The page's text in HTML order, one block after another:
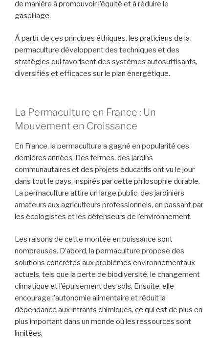
de manière à promouvoir l’équité et à réduire le
gaspillage.
À partir de ces principes éthiques, les praticiens de la
permaculture développent des techniques et des
stratégies qui favorisent des systèmes autosuffisants,
diversifiés et efficaces sur le plan énergétique.
La Permaculture en France : Un
Mouvement en Croissance
En France, la permaculture a gagné en popularité ces
dernières années. Des fermes, des jardins
communautaires et des projets éducatifs ont vu le jour
dans tout le pays, inspirés par cette philosophie durable.
La permaculture attire un large public, des jardiniers
amateurs aux agriculteurs professionnels, en passant par
les écologistes et les défenseurs de l’environnement.
Les raisons de cette montée en puissance sont
nombreuses. D’abord, la permaculture propose des
solutions concrètes aux problèmes environnementaux
actuels, tels que la perte de biodiversité, le changement
climatique et l’épuisement des sols. Ensuite, elle
encourage l’autonomie alimentaire et réduit la
dépendance aux intrants chimiques, ce qui est de plus en
plus important dans un monde où les ressources sont
limitées.